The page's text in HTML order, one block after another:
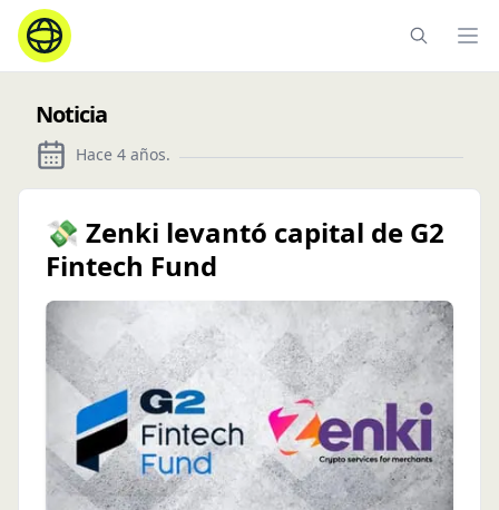
Noticia
Hace 4 años.
💸 Zenki levantó capital de G2
Fintech Fund